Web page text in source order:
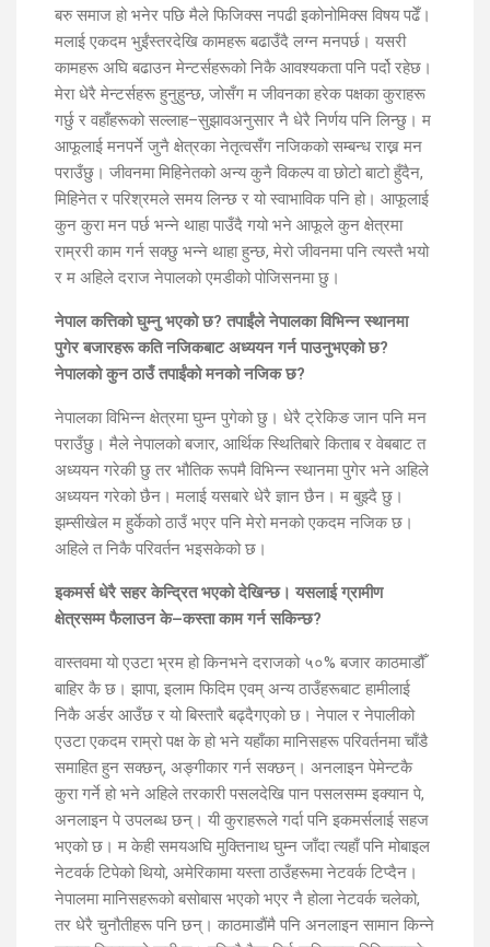
बरु समाज हो भनेर पछि मैले फिजिक्स नपढी इकोनोमिक्स विषय पढेँ।
मलाई एकदम भुईंस्तरदेखि कामहरू बढाउँदै लग्न मनपर्छ। यसरी
कामहरू अघि बढाउन मेन्टर्सहरूको निकै आवश्यकता पनि पर्दो रहेछ।
मेरा धेरै मेन्टर्सहरू हुनुहुन्छ, जोसँग म जीवनका हरेक पक्षका कुराहरू
गर्छु र वहाँहरूको सल्लाह–सुझावअनुसार नै धेरै निर्णय पनि लिन्छु। म
आफूलाई मनपर्ने जुनै क्षेत्रका नेतृत्वसँग नजिकको सम्बन्ध राख्न मन
पराउँछु। जीवनमा मिहिनेतको अन्य कुनै विकल्प वा छोटो बाटो हुँदैन,
मिहिनेत र परिश्रमले समय लिन्छ र यो स्वाभाविक पनि हो। आफूलाई
कुन कुरा मन पर्छ भन्ने थाहा पाउँदै गयो भने आफूले कुन क्षेत्रमा
राम्ररी काम गर्न सक्छु भन्ने थाहा हुन्छ, मेरो जीवनमा पनि त्यस्तै भयो
र म अहिले दराज नेपालको एमडीको पोजिसनमा छु।
नेपाल कत्तिको घुम्नु भएको छ? तपाईंले नेपालका विभिन्न स्थानमा
पुगेर बजारहरू कति नजिकबाट अध्ययन गर्न पाउनुभएको छ?
नेपालको कुन ठाउँ तपाईंको मनको नजिक छ?
नेपालका विभिन्न क्षेत्रमा घुम्न पुगेको छु। धेरै ट्रेकिङ जान पनि मन
पराउँछु। मैले नेपालको बजार, आर्थिक स्थितिबारे किताब र वेबबाट त
अध्ययन गरेकी छु तर भौतिक रूपमै विभिन्न स्थानमा पुगेर भने अहिले
अध्ययन गरेको छैन। मलाई यसबारे धेरै ज्ञान छैन। म बुझ्दै छु।
झम्सीखेल म हुर्केको ठाउँ भएर पनि मेरो मनको एकदम नजिक छ।
अहिले त निकै परिवर्तन भइसकेको छ।
इकमर्स धेरै सहर केन्द्रित भएको देखिन्छ। यसलाई ग्रामीण
क्षेत्रसम्म फैलाउन के–कस्ता काम गर्न सकिन्छ?
वास्तवमा यो एउटा भ्रम हो किनभने दराजको ५०% बजार काठमाडौँ
बाहिर कै छ। झापा, इलाम फिदिम एवम् अन्य ठाउँहरूबाट हामीलाई
निकै अर्डर आउँछ र यो बिस्तारै बढ्दैगएको छ। नेपाल र नेपालीको
एउटा एकदम राम्रो पक्ष के हो भने यहाँका मानिसहरू परिवर्तनमा चाँडै
समाहित हुन सक्छन्, अङ्गीकार गर्न सक्छन्। अनलाइन पेमेन्टकै
कुरा गर्ने हो भने अहिले तरकारी पसलदेखि पान पसलसम्म इक्यान पे,
अनलाइन पे उपलब्ध छन्। यी कुराहरूले गर्दा पनि इकमर्सलाई सहज
भएको छ। म केही समयअघि मुक्तिनाथ घुम्न जाँदा त्यहाँ पनि मोबाइल
नेटवर्क टिपेको थियो, अमेरिकामा यस्ता ठाउँहरूमा नेटवर्क टिप्दैन।
नेपालमा मानिसहरूको बसोबास भएको भएर नै होला नेटवर्क चलेको,
तर धेरै चुनौतीहरू पनि छन्। काठमाडाैंमै पनि अनलाइन सामान किन्ने